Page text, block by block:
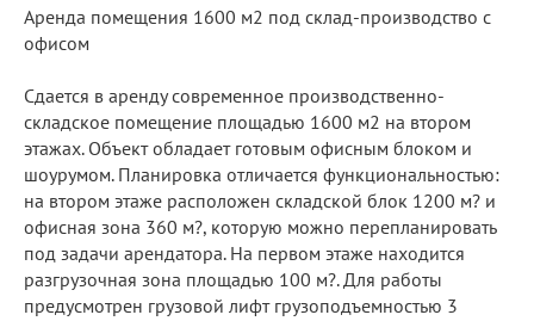
Аренда помещения 1600 м2 под склад-производство с
офисом
Сдается в аренду современное производственно-
складское помещение площадью 1600 м2 на втором
этажах. Объект обладает готовым офисным блоком и
шоурумом. Планировка отличается функциональностью:
на втором этаже расположен складской блок 1200 м? и
офисная зона 360 м?, которую можно перепланировать
под задачи арендатора. На первом этаже находится
разгрузочная зона площадью 100 м?. Для работы
предусмотрен грузовой лифт грузоподъемностью 3